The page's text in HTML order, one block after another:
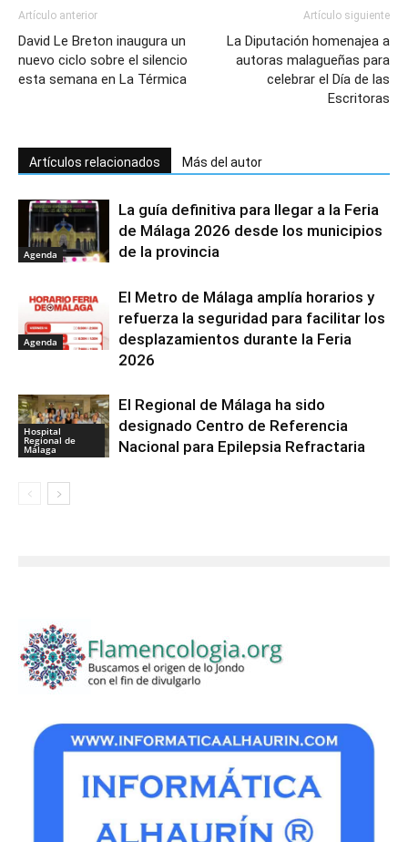
Artículo anterior
David Le Breton inaugura un
nuevo ciclo sobre el silencio
esta semana en La Térmica
Artículo siguiente
La Diputación homenajea a
autoras malagueñas para
celebrar el Día de las
Escritoras
Artículos relacionados Más del autor
Agenda
La guía definitiva para llegar a la Feria
de Málaga 2026 desde los municipios
de la provincia
Agenda
El Metro de Málaga amplía horarios y
refuerza la seguridad para facilitar los
desplazamientos durante la Feria
2026
Hospital
Regional de
Málaga
El Regional de Málaga ha sido
designado Centro de Referencia
Nacional para Epilepsia Refractaria